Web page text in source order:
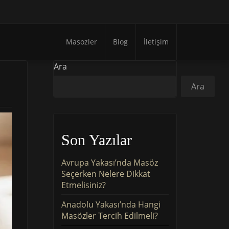
Masozler Blog İletişim
Ara
Ara
Son Yazılar
Avrupa Yakası’nda Masöz
Seçerken Nelere Dikkat
Etmelisiniz?
Anadolu Yakası’nda Hangi
Masözler Tercih Edilmeli?